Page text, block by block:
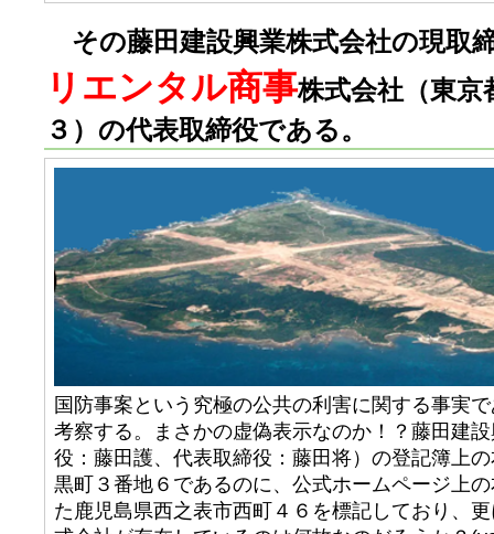
その藤田建設興業株式会社の現取
リエンタル商事株式会社（東京
３）の代表取締役である。
国防事案という究極の公共の利害に関する事実
考察する。まさかの虚偽表示なのか！？藤田建
役：藤田護、代表取締役：藤田将）の登記簿上
黒町３番地６であるのに、公式ホームページ上
た鹿児島県西之表市西町４６を標記しており、